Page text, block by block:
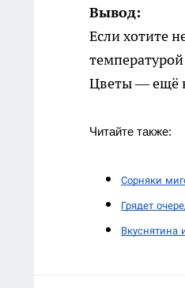
Вывод:
Если хотите
Цветы — ещё
Читайте также:
Сорняки
Грядет
Вкуснятина